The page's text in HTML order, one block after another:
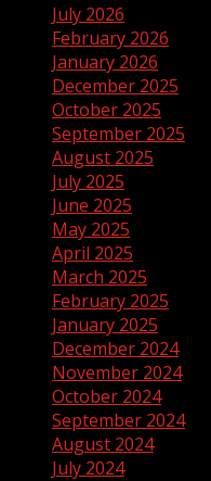
July 2026
February 2026
January 2026
December 2025
October 2025
September 2025
August 2025
July 2025
June 2025
May 2025
April 2025
March 2025
February 2025
January 2025
December 2024
November 2024
October 2024
September 2024
August 2024
July 2024